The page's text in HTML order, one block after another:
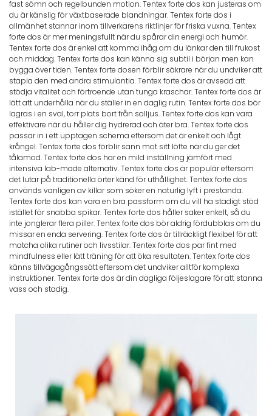
fast sömn och regelbunden motion. Tentex forte dos kan justeras om
du är känslig för växtbaserade blandningar. Tentex forte dos i
allmänhet stannar inom tillverkarens riktlinjer för friska vuxna. Tentex
forte dos är mer meningsfullt när du spårar din energi och humör.
Tentex forte dos är enkel att komma ihåg om du länkar den till frukost
och middag. Tentex forte dos kan känna sig subtil i början men kan
bygga över tiden. Tentex forte dosen förblir säkrare när du undviker att
stapla den med andra stimulantia. Tentex forte dos är avsedd att
stödja vitalitet och förtroende utan tunga kraschar. Tentex forte dos är
lätt att underhålla när du ställer in en daglig rutin. Tentex forte dos bör
lagras i en sval, torr plats bort från solljus. Tentex forte dos kan vara
effektivare när du håller dig hydrerad och äter bra. Tentex forte dos
passar in i ett upptagen schema eftersom det är enkelt och lågt
krångel. Tentex forte dos förblir sann mot sitt löfte när du ger det
tålamod. Tentex forte dos har en mild inställning jämfört med
intensiva lab-made alternativ. Tentex forte dos är populär eftersom
det lutar på traditionella örter känd för uthållighet. Tentex forte dos
används vanligen av killar som söker en naturlig lyft i prestanda.
Tentex forte dos kan vara en bra passform om du vill ha stadigt stöd
istället för snabba spikar. Tentex forte dos håller saker enkelt, så du
inte jonglerar flera piller. Tentex forte dos bör aldrig fördubblas om du
missar en enda servering. Tentex forte dos är tillräckligt flexibel för att
matcha olika rutiner och livsstilar. Tentex forte dos par fint med
mindfulness eller lätt träning för att öka resultaten. Tentex forte dos
känns tillvägagångssätt eftersom det undviker alltför komplexa
instruktioner. Tentex forte dos är din dagliga följeslagare för att stanna
vass och stadig.